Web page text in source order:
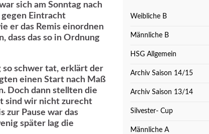
sich am Sonntag nach
gegen Eintracht
er das Remis einordnen
dass das so in Ordnung
so schwer tat, erklärt der
einen Start nach Maß
Doch dann stellten die
sind wir nicht zurecht
zur Pause war das
später lag die
Weibliche B
Männliche B
HSG Allgemein
Archiv Saison 14/15
Archiv Saison 13/14
Silvester- Cup
Männliche A